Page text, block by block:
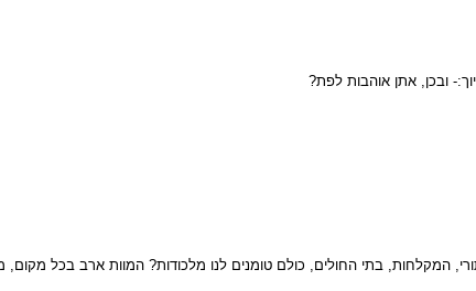
ובכן, אתן אוהבות לפת?
המקלחות, בתי החולים, כולם טומנים לנו מלכודות? המוות ארב בכל